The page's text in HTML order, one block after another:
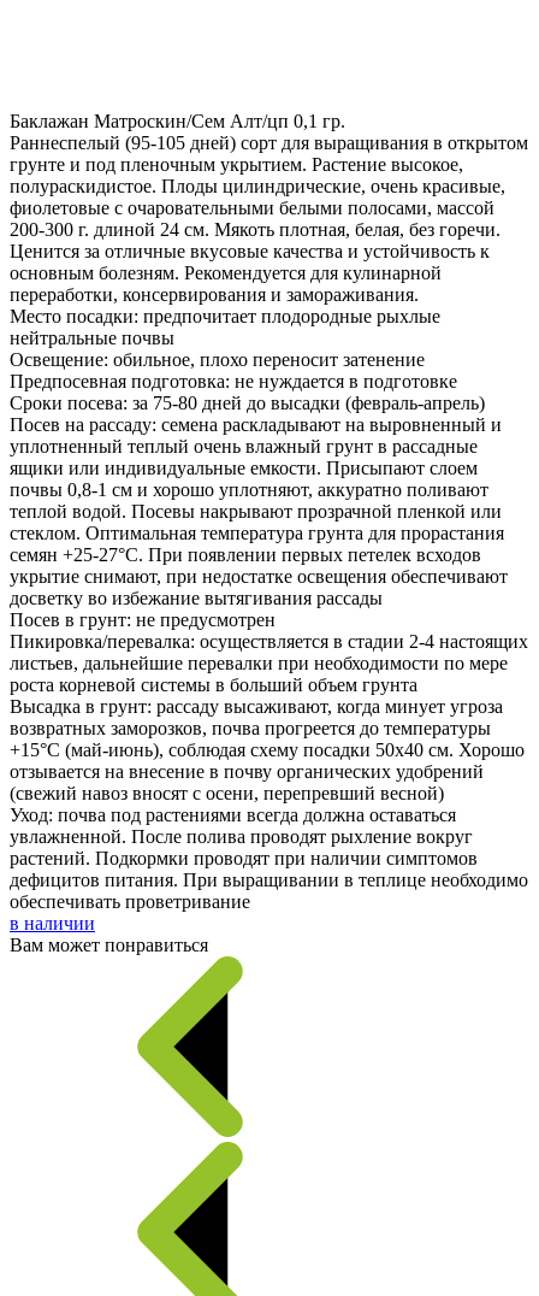
Баклажан Матроскин/Сем Алт/цп 0,1 гр.
Раннеспелый (95-105 дней) сорт для выращивания в открытом
грунте и под пленочным укрытием. Растение высокое,
полураскидистое. Плоды цилиндрические, очень красивые,
фиолетовые с очаровательными белыми полосами, массой
200-300 г. длиной 24 см. Мякоть плотная, белая, без горечи.
Ценится за отличные вкусовые качества и устойчивость к
основным болезням. Рекомендуется для кулинарной
переработки, консервирования и замораживания.
Место посадки: предпочитает плодородные рыхлые
нейтральные почвы
Освещение: обильное, плохо переносит затенение
Предпосевная подготовка: не нуждается в подготовке
Сроки посева: за 75-80 дней до высадки (февраль-апрель)
Посев на рассаду: семена раскладывают на выровненный и
уплотненный теплый очень влажный грунт в рассадные
ящики или индивидуальные емкости. Присыпают слоем
почвы 0,8-1 см и хорошо уплотняют, аккуратно поливают
теплой водой. Посевы накрывают прозрачной пленкой или
стеклом. Оптимальная температура грунта для прорастания
семян +25-27°С. При появлении первых петелек всходов
укрытие снимают, при недостатке освещения обеспечивают
досветку во избежание вытягивания рассады
Посев в грунт: не предусмотрен
Пикировка/перевалка: осуществляется в стадии 2-4 настоящих
листьев, дальнейшие перевалки при необходимости по мере
роста корневой системы в больший объем грунта
Высадка в грунт: рассаду высаживают, когда минует угроза
возвратных заморозков, почва прогреется до температуры
+15°С (май-июнь), соблюдая схему посадки 50х40 см. Хорошо
отзывается на внесение в почву органических удобрений
(свежий навоз вносят с осени, перепревший весной)
Уход: почва под растениями всегда должна оставаться
увлажненной. После полива проводят рыхление вокруг
растений. Подкормки проводят при наличии симптомов
дефицитов питания. При выращивании в теплице необходимо
обеспечивать проветривание
в наличии
Вам может понравиться